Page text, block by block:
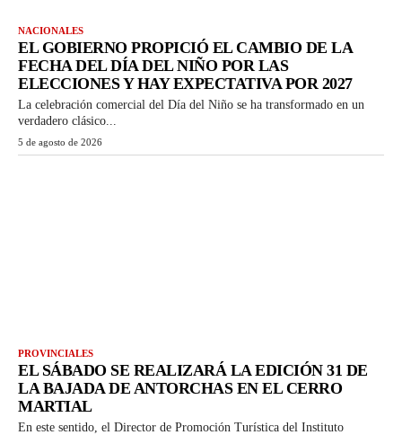
NACIONALES
EL GOBIERNO PROPICIÓ EL CAMBIO DE LA
FECHA DEL DÍA DEL NIÑO POR LAS
ELECCIONES Y HAY EXPECTATIVA POR 2027
La celebración comercial del Día del Niño se ha transformado en un
verdadero clásico...
5 de agosto de 2026
PROVINCIALES
EL SÁBADO SE REALIZARÁ LA EDICIÓN 31 DE
LA BAJADA DE ANTORCHAS EN EL CERRO
MARTIAL
En este sentido, el Director de Promoción Turística del Instituto